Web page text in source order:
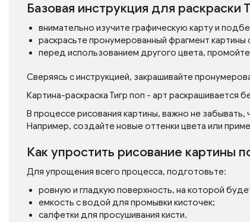
Базовая инструкция для раскраски
внимательно изучите графическую карту и
раскрасьте пронумерованный фрагмент
перед использованием другого цвета,
Сверяясь с инструкцией, закрашивайте
Картина-раскраска Тигр поп - арт раскрашивается
В процессе рисования картины, важно не
Например, создайте новые оттенки цвета или
Как упростить рисование картины
Для упрощения всего процесса, подготовьте:
ровную и гладкую поверхность, на которой
емкость с водой для промывки кисточек;
салфетки для просушивания кисти.